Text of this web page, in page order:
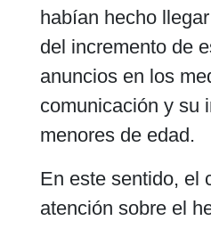
habían hecho
del incremento de
anuncios en los
comunicación y su
menores de edad.
En este sentido, el
atención sobre el